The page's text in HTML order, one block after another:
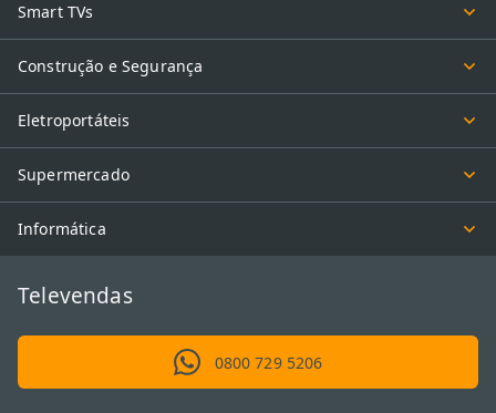
Smart TVs
Construção e Segurança
Eletroportáteis
Supermercado
Informática
Televendas
0800 729 5206